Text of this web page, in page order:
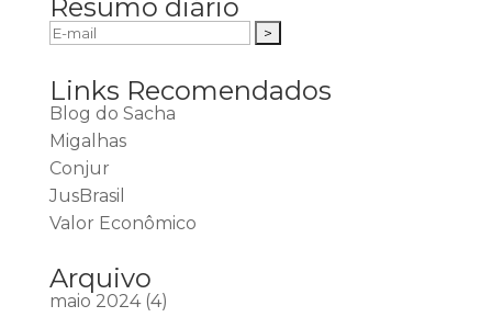
Resumo diário
Links Recomendados
Blog do Sacha
Migalhas
Conjur
JusBrasil
Valor Econômico
Arquivo
maio 2024(4)